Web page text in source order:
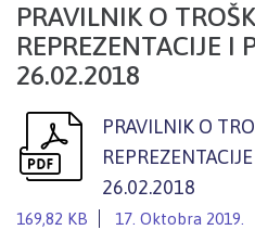
PRAVILNIK O
REPREZENTACIJE I
26.02.2018
PRAVILNIK O
26.02.2018
169,82 KB 17. Oktobra 2019.